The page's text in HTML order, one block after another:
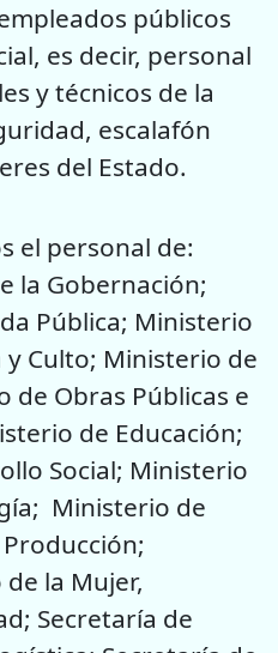
públicos
es decir, personal
y técnicos de la
escalafón
del Estado.
el personal de:
la Gobernación;
Pública; Ministerio
y Culto; Ministerio de
de Obras Públicas e
de Educación;
Social; Ministerio
Ministerio de
la Mujer,
Secretaría de